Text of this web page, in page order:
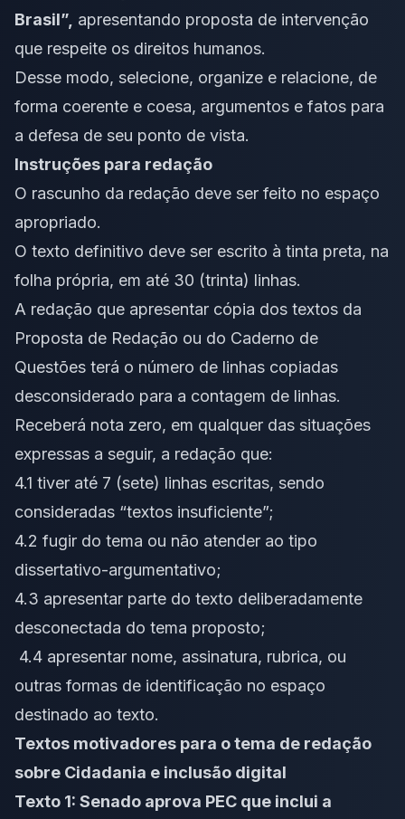
Brasil”, apresentando proposta de intervenção
que respeite os direitos humanos.
Desse modo, selecione, organize e relacione, de
forma coerente e coesa, argumentos e fatos para
a defesa de seu ponto de vista.
Instruções para redação
O rascunho da redação deve ser feito no espaço
apropriado.
O texto definitivo deve ser escrito à tinta preta, na
folha própria, em até 30 (trinta) linhas.
A redação que apresentar cópia dos textos da
Proposta de Redação ou do Caderno de
Questões terá o número de linhas copiadas
desconsiderado para a contagem de linhas.
Receberá nota zero, em qualquer das situações
expressas a seguir, a redação que:
4.1 tiver até 7 (sete) linhas escritas, sendo
consideradas “textos insuficiente”;
4.2 fugir do tema ou não atender ao tipo
dissertativo-argumentativo;
4.3 apresentar parte do texto deliberadamente
desconectada do tema proposto;
4.4 apresentar nome, assinatura, rubrica, ou
outras formas de identificação no espaço
destinado ao texto.
Textos motivadores para o tema de redação
sobre Cidadania e inclusão digital
Texto 1: Senado aprova PEC que inclui a